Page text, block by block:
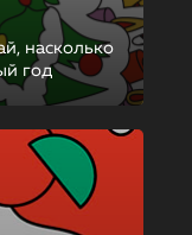
насколько
год